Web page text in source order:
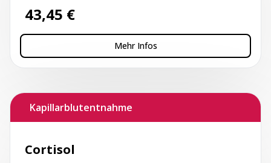
43,45 €
Mehr Infos
Kapillarblutentnahme
Cortisol